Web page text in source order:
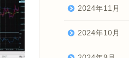
2024年11月
2024年10月